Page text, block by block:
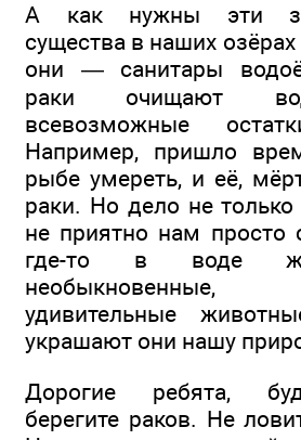
А как нужны эти
существа в наших
они — санитары
раки очищают
всевозможные
Например, пришло
рыбе умереть, и её,
раки. Но дело не
не приятно нам просто
где-то в воде
необыкновенные,
удивительные
украшают они нашу
Дорогие ребята,
берегите раков. Не